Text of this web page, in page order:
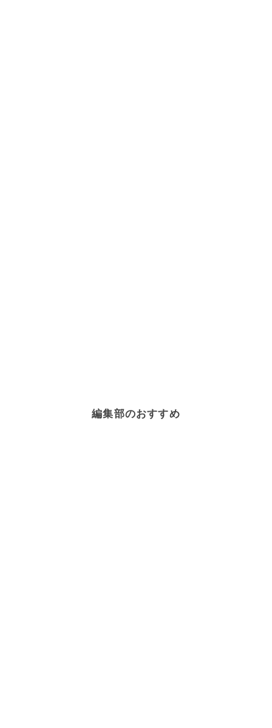
編集部のおすすめ